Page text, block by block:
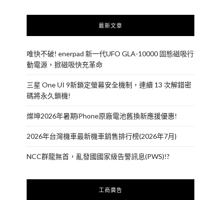
最新文章
唯快不破! enerpad 新一代UFO GLA-10000 固態磁吸行
動電源，掀磁吸快充革命
三星 One UI 9新鎖定螢幕安全機制，連續 13 次解錯密
碼將永久鎖機!
燦坤2026年暑期iPhone原廠電池舊換新應援優惠!
2026年台灣機車最新機車銷售排行榜(2026年7月)
NCC群龍無首，亂發國國家級告警訊息(PWS)!?
工商廣告